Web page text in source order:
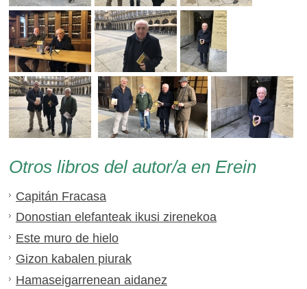
Otros libros del autor/a en Erein
Capitán Fracasa
Donostian elefanteak ikusi zirenekoa
Este muro de hielo
Gizon kabalen piurak
Hamaseigarrenean aidanez